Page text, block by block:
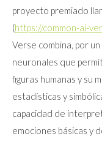
proyecto premiado
(https://common-ai-
Verse combina, por
neuronales que
figuras humanas y su
estadísticas y
capacidad de
emociones básicas y